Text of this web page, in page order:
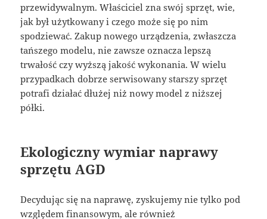
przewidywalnym. Właściciel zna swój sprzęt, wie,
jak był użytkowany i czego może się po nim
spodziewać. Zakup nowego urządzenia, zwłaszcza
tańszego modelu, nie zawsze oznacza lepszą
trwałość czy wyższą jakość wykonania. W wielu
przypadkach dobrze serwisowany starszy sprzęt
potrafi działać dłużej niż nowy model z niższej
półki.
Ekologiczny wymiar naprawy
sprzętu AGD
Decydując się na naprawę, zyskujemy nie tylko pod
względem finansowym, ale również